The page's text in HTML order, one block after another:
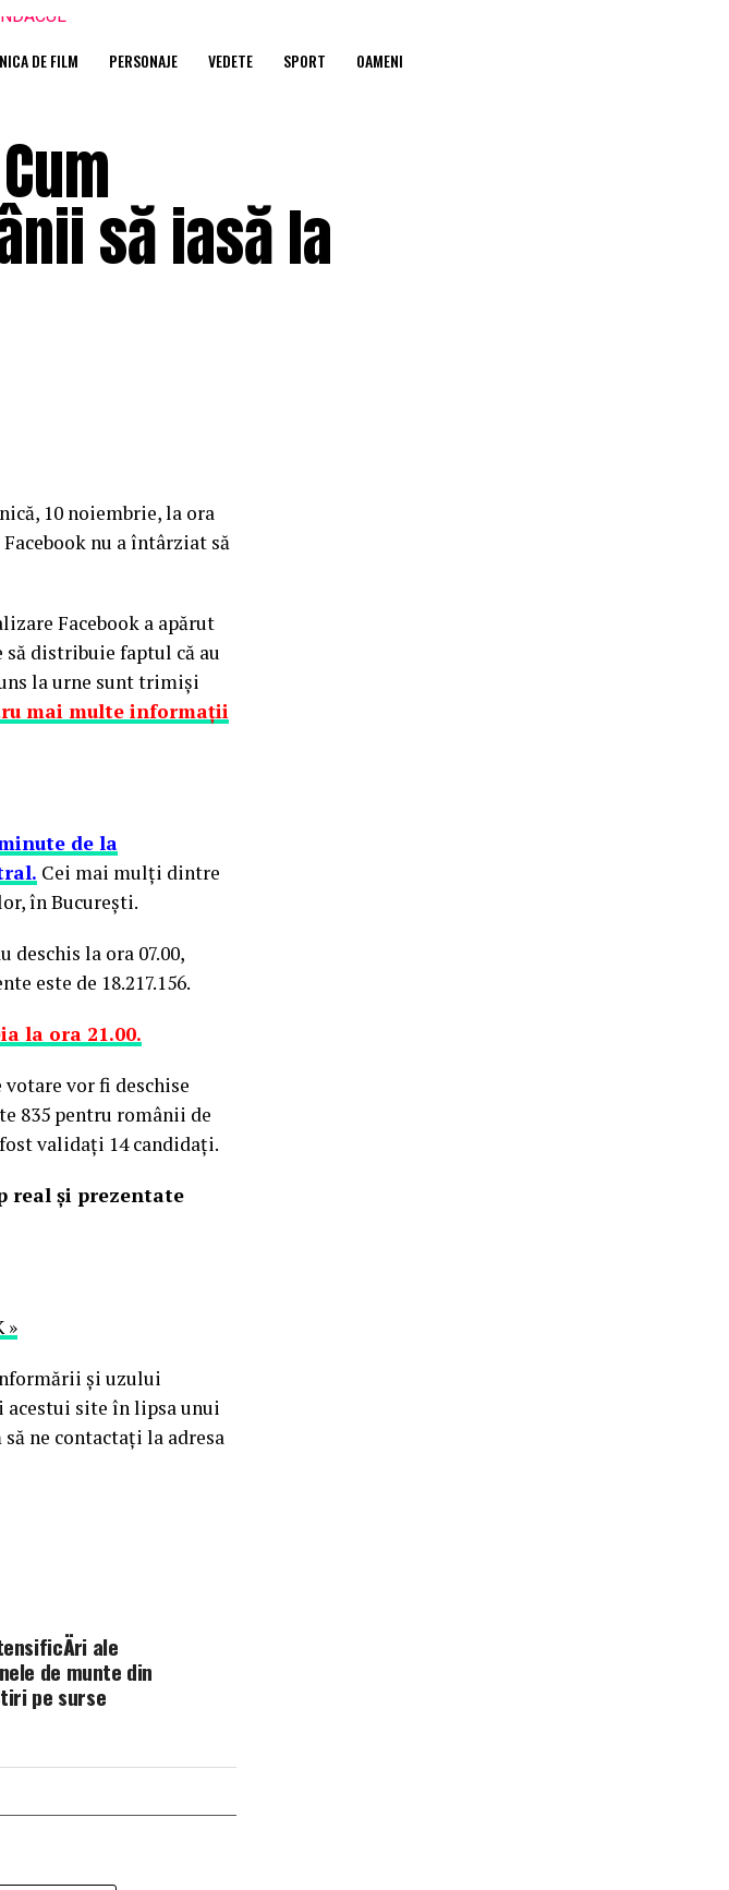
DE FILM PERSONAJE VEDETE SPORT OAMENI
să iasă la
10 noiembrie, la ora
nu a întârziat să
Facebook a apărut
să distribuie faptul că au
la urne sunt trimişi
mai multe informaţii
de la
Cei mai mulţi dintre
în Bucureşti.
la ora 07.00,
este de 18.217.156.
la ora 21.00.
vor fi deschise
835 pentru românii de
validaţi 14 candidaţi.
real şi prezentate
»
și uzului
site în lipsa unui
ne contactați la adresa
ale
de munte din
pe surse